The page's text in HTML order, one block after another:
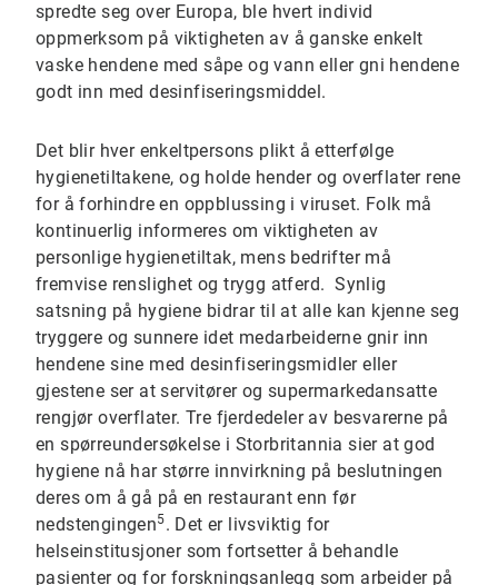
spredte seg over Europa, ble hvert individ
oppmerksom på viktigheten av å ganske enkelt
vaske hendene med såpe og vann eller gni hendene
godt inn med desinfiseringsmiddel.
Det blir hver enkeltpersons plikt å etterfølge
hygienetiltakene, og holde hender og overflater rene
for å forhindre en oppblussing i viruset. Folk må
kontinuerlig informeres om viktigheten av
personlige hygienetiltak, mens bedrifter må
fremvise renslighet og trygg atferd. Synlig
satsning på hygiene bidrar til at alle kan kjenne seg
tryggere og sunnere idet medarbeiderne gnir inn
hendene sine med desinfiseringsmidler eller
gjestene ser at servitører og supermarkedansatte
rengjør overflater. Tre fjerdedeler av besvarerne på
en spørreundersøkelse i Storbritannia sier at god
hygiene nå har større innvirkning på beslutningen
deres om å gå på en restaurant enn før
nedstengingen5. Det er livsviktig for
helseinstitusjoner som fortsetter å behandle
pasienter og for forskningsanlegg som arbeider på